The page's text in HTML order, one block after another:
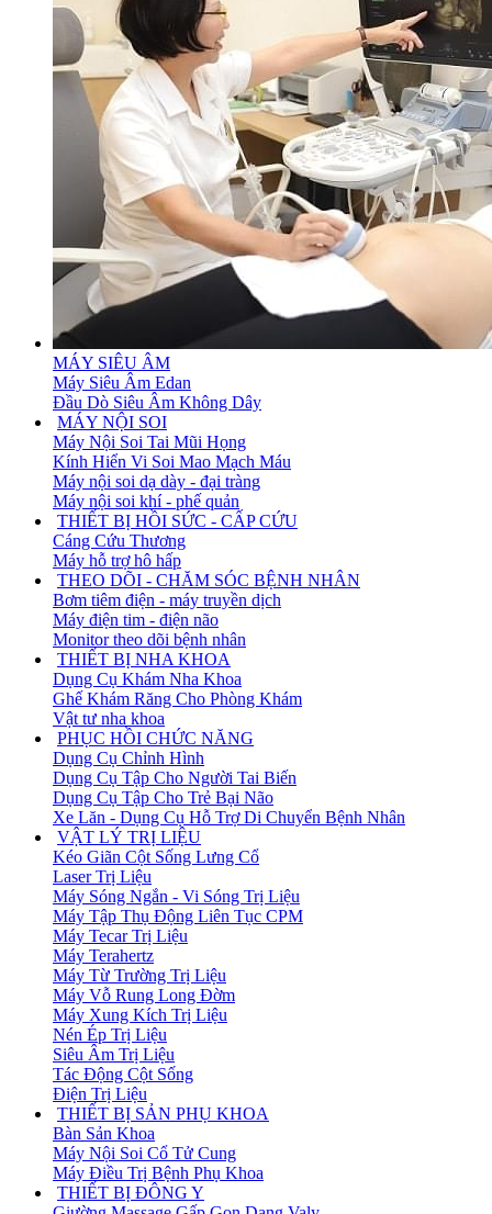
MÁY SIÊU ÂM
Máy Siêu Âm Edan
Đầu Dò Siêu Âm Không Dây
MÁY NỘI SOI
Máy Nội Soi Tai Mũi Họng
Kính Hiển Vi Soi Mao Mạch Máu
Máy nội soi dạ dày - đại tràng
Máy nội soi khí - phế quản
THIẾT BỊ HỒI SỨC - CẤP CỨU
Cáng Cứu Thương
Máy hỗ trợ hô hấp
THEO DÕI - CHĂM SÓC BỆNH NHÂN
Bơm tiêm điện - máy truyền dịch
Máy điện tim - điện não
Monitor theo dõi bệnh nhân
THIẾT BỊ NHA KHOA
Dụng Cụ Khám Nha Khoa
Ghế Khám Răng Cho Phòng Khám
Vật tư nha khoa
PHỤC HỒI CHỨC NĂNG
Dụng Cụ Chỉnh Hình
Dụng Cụ Tập Cho Người Tai Biến
Dụng Cụ Tập Cho Trẻ Bại Não
Xe Lăn - Dụng Cụ Hỗ Trợ Di Chuyển Bệnh Nhân
VẬT LÝ TRỊ LIỆU
Kéo Giãn Cột Sống Lưng Cổ
Laser Trị Liệu
Máy Sóng Ngắn - Vi Sóng Trị Liệu
Máy Tập Thụ Động Liên Tục CPM
Máy Tecar Trị Liệu
Máy Terahertz
Máy Từ Trường Trị Liệu
Máy Vỗ Rung Long Đờm
Máy Xung Kích Trị Liệu
Nén Ép Trị Liệu
Siêu Âm Trị Liệu
Tác Động Cột Sống
Điện Trị Liệu
THIẾT BỊ SẢN PHỤ KHOA
Bàn Sản Khoa
Máy Nội Soi Cổ Tử Cung
Máy Điều Trị Bệnh Phụ Khoa
THIẾT BỊ ĐÔNG Y